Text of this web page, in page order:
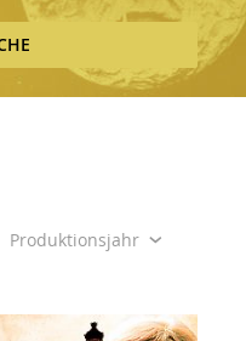
Produktionsjahr